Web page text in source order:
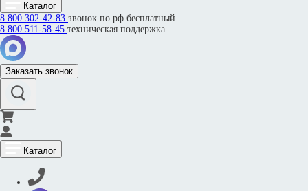
Каталог
8 800 302-42-83 звонок по рф бесплатный
8 800 511-58-45 техническая поддержка
Заказать звонок
Каталог